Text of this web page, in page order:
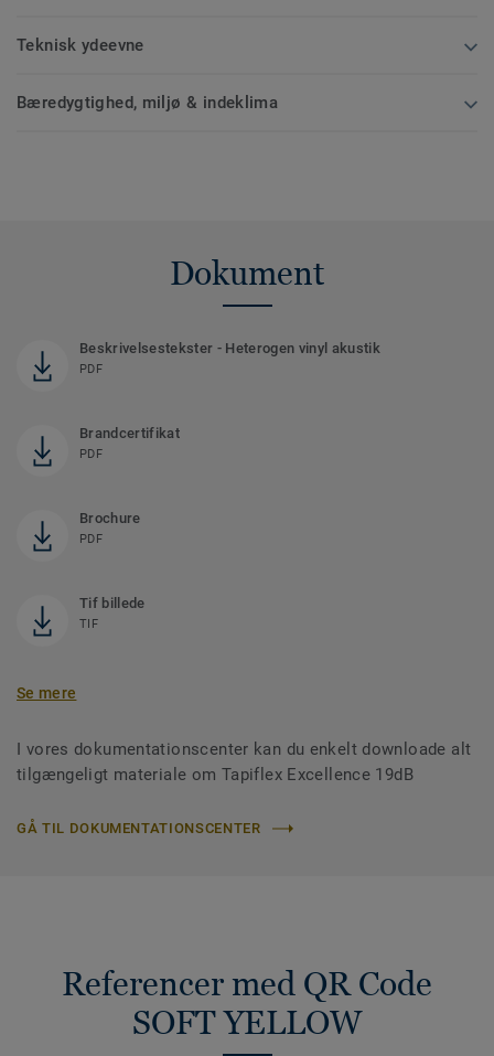
Teknisk ydeevne
Bæredygtighed, miljø & indeklima
Dokument
Beskrivelsestekster - Heterogen vinyl akustik
PDF
Brandcertifikat
PDF
Brochure
PDF
Tif billede
TIF
Se mere
I vores dokumentationscenter kan du enkelt downloade alt
tilgængeligt materiale om Tapiflex Excellence 19dB
GÅ TIL DOKUMENTATIONSCENTER
Referencer med QR Code
SOFT YELLOW